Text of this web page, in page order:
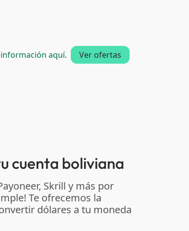
aquí. Ver ofertas
cuenta boliviana
Skrill y más por
Te ofrecemos la
dólares a tu moneda